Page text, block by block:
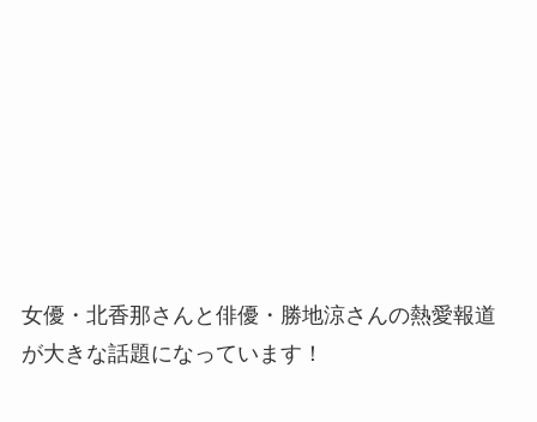
女優・北香那さんと俳優・勝地涼さんの熱愛報道
が大きな話題になっています！